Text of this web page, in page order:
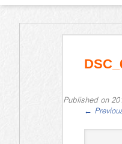
Published on
←